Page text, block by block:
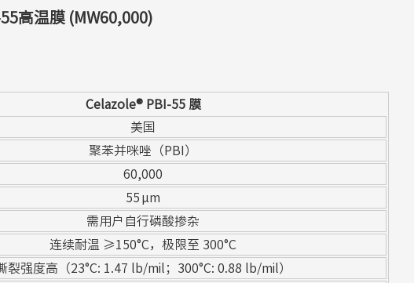
高温膜 (MW60,000)
Celazole® PBI-55 膜
美国
聚苯并咪唑（PBI）
60,000
55 μm
需用户自行磷酸掺杂
连续耐温 ≥150°C，极限至 300°C
裂强度高（23°C: 1.47 lb/mil；300°C: 0.88 lb/mil）